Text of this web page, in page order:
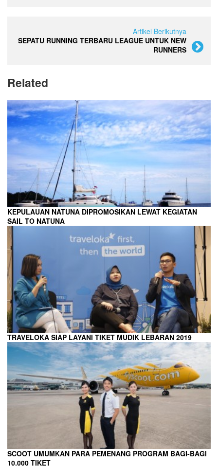
Artikel Berikutnya
SEPATU RUNNING TERBARU LEAGUE UNTUK NEW
RUNNERS
Related
KEPULAUAN NATUNA DIPROMOSIKAN LEWAT KEGIATAN
SAIL TO NATUNA
TRAVELOKA SIAP LAYANI TIKET MUDIK LEBARAN 2019
SCOOT UMUMKAN PARA PEMENANG PROGRAM BAGI-BAGI
10.000 TIKET